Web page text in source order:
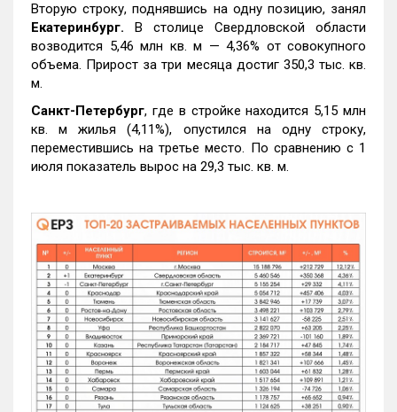
Вторую строку, поднявшись на одну позицию, занял
Екатеринбург. В столице Свердловской области
возводится 5,46 млн кв. м — 4,36% от совокупного
объема. Прирост за три месяца достиг 350,3 тыс. кв.
м.
Санкт-Петербург, где в стройке находится 5,15 млн
кв. м жилья (4,11%), опустился на одну строку,
переместившись на третье место. По сравнению с 1
июля показатель вырос на 29,3 тыс. кв. м.